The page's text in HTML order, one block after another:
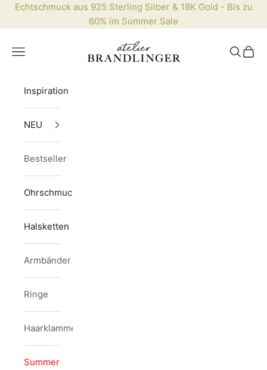
Zum Inhalt springen
Echtschmuck aus 925 Sterling Silber & 18K Gold - Bis zu
60% im Summer Sale
Brandlinger.com
Menü Suchen
Inspiration
NEU
Bestseller
Ohrschmuck
Halsketten
Armbänder
Ringe
Haarklammern
Summer